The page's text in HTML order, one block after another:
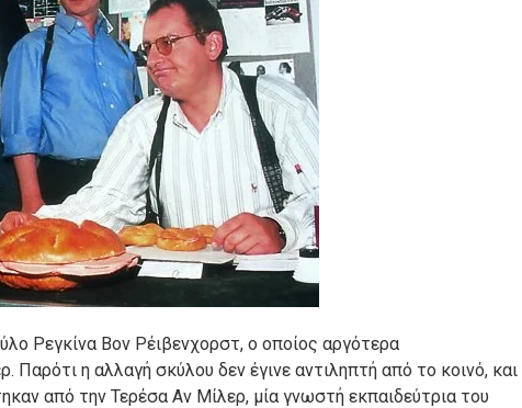
Ρεγκίνα Βον Ρέιβενχορστ, ο οποίος αργότερα
η αλλαγή σκύλου δεν έγινε αντιληπτή από το κοινό, και
από την Τερέσα Αν Μίλερ, μία γνωστή εκπαιδεύτρια του